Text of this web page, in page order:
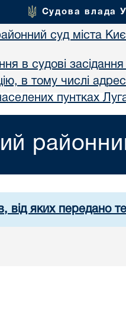
Судова влада
суд міста
в судові
в тому числі
пунтках
від яких передано